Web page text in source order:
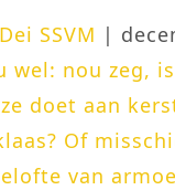
SSVM |
wel: nou zeg,
doet aan
Of
van